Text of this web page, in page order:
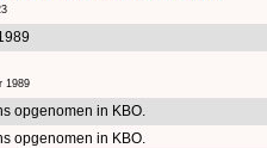
1989
opgenomen in KBO.
opgenomen in KBO.